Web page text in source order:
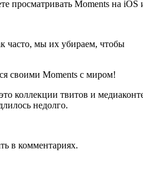
просматривать Moments на iOS
часто, мы их убираем, чтобы
своими Moments с миром!
коллекции твитов и
недолго.
в комментариях.